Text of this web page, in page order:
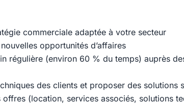
commerciale adaptée à votre secteur
opportunités d’affaires
régulière (environ 60 % du temps) auprès
des clients et proposer des solutions
offres (location, services associés, solutions